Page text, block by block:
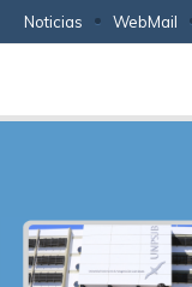
Noticias WebMail